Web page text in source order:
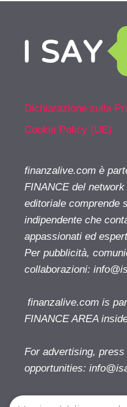
Dichiarazione sulla
Cookie Policy (UE)
finanzalive.com è
FINANCE del
editoriale comprende
indipendente che
appassionati ed
Per pubblicità,
collaborazioni:
finanzalive.com is
FINANCE AREA
For advertising,
opportunities: